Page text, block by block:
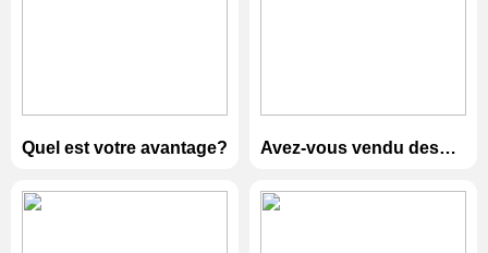
Quel est votre avantage?
Avez-vous vendu des